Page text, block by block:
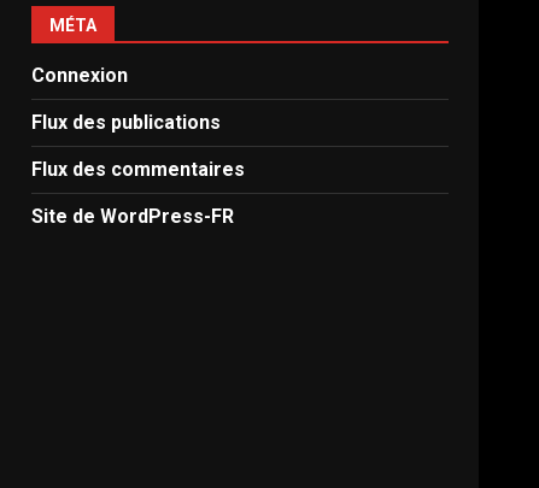
MÉTA
Connexion
Flux des publications
Flux des commentaires
Site de WordPress-FR